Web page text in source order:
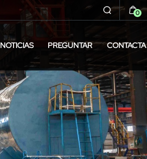
0
NOTICIAS PREGUNTAR